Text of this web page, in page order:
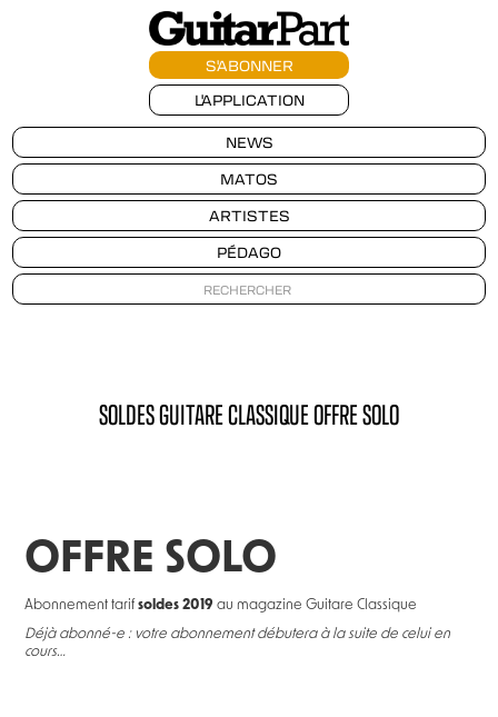
S'ABONNER
L'APPLICATION
NEWS
MATOS
ARTISTES
PÉDAGO
SOLDES GUITARE CLASSIQUE OFFRE SOLO
OFFRE SOLO
Abonnement tarifsoldes 2019 au magazine Guitare Classique
Déjà abonné-e : votre abonnement débutera à la suite de celui en
cours…